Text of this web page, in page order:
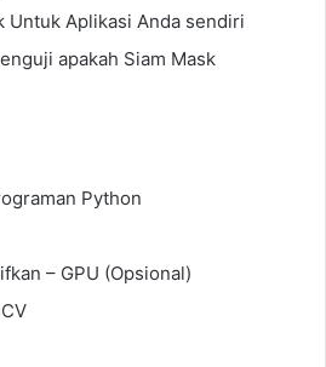
Untuk Aplikasi Anda sendiri
apakah Siam Mask
Python
– GPU (Opsional)